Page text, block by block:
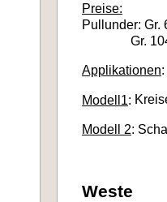
Preise:
Pullunder:
Gr.
Applikationen:
Modell1:
Modell 2:
Weste